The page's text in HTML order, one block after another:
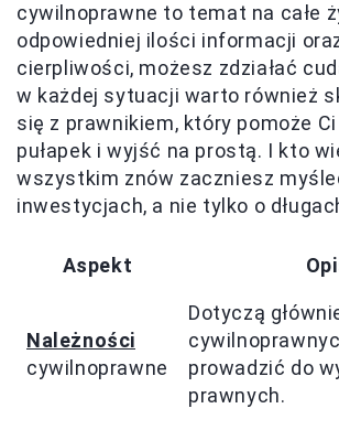
cywilnoprawne to temat na całe
odpowiedniej ilości informacji
cierpliwości, możesz zdziałać
w każdej sytuacji warto również
się z prawnikiem, który pomoże
pułapek i wyjść na prostą. I kto
wszystkim znów zaczniesz
inwestycjach, a nie tylko o
Aspekt
Należności
cywilnoprawne
Dotyczą
prowadzić do
prawnych.